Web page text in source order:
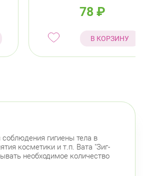
78 ₽
В КОРЗИНУ
гигиены тела в
косметики и т.п. Вата "Зиг-
необходимое количество